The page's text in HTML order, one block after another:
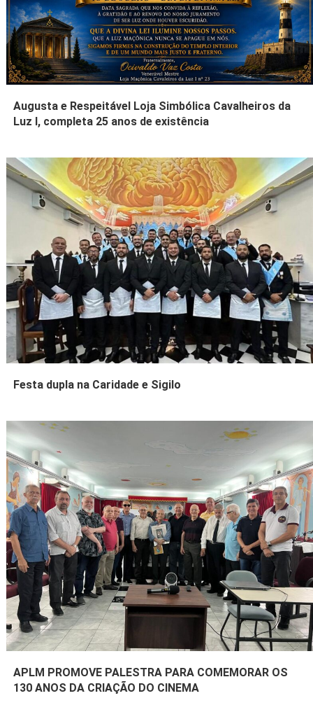
Augusta e Respeitável Loja Simbólica Cavalheiros da
Luz I, completa 25 anos de existência
Festa dupla na Caridade e Sigilo
APLM PROMOVE PALESTRA PARA COMEMORAR OS
130 ANOS DA CRIAÇÃO DO CINEMA